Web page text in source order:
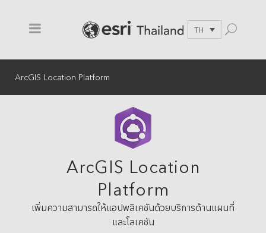
TH
ArcGIS Location Platform
ArcGIS Location
Platform
เพิ่มความสามารถให้แอปพลิเคชันด้วยบริการด้านแผนที่
และโลเคชัน